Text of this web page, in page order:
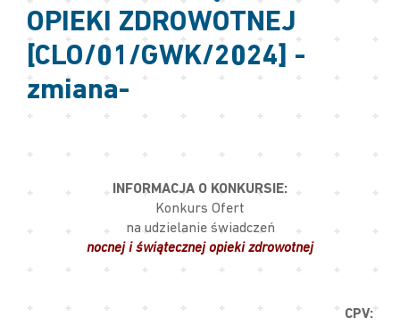
OPIEKI ZDROWOTNEJ
[CLO/01/GWK/2024] -
zmiana-
INFORMACJA O KONKURSIE:
Konkurs Ofert
na udzielanie świadczeń
nocnej i świątecznej opieki zdrowotnej
CPV: